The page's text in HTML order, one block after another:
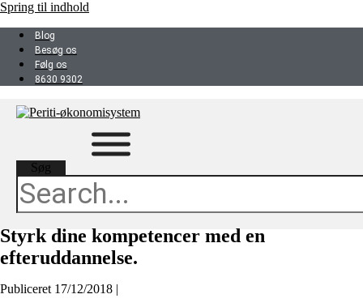
Spring til indhold
Blog
Besøg os
Følg os
8630 9302
Søg
Styrk dine kompetencer med en
efteruddannelse.
Publiceret 17/12/2018 |